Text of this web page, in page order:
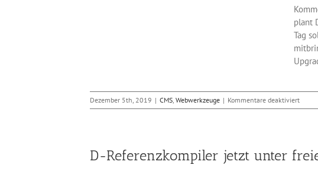
plant
Tag
Dezember 5th, 2019 | CMS, Webwerkzeuge | Kommentare deaktiviertfür
und
D-Referenzkompiler jetzt unter